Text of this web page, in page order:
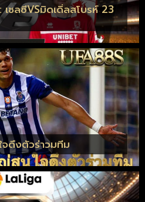
ชลซีVSมิดเดิ่ลสโบรห์ 23
ดึงตัวร่าวมทีม